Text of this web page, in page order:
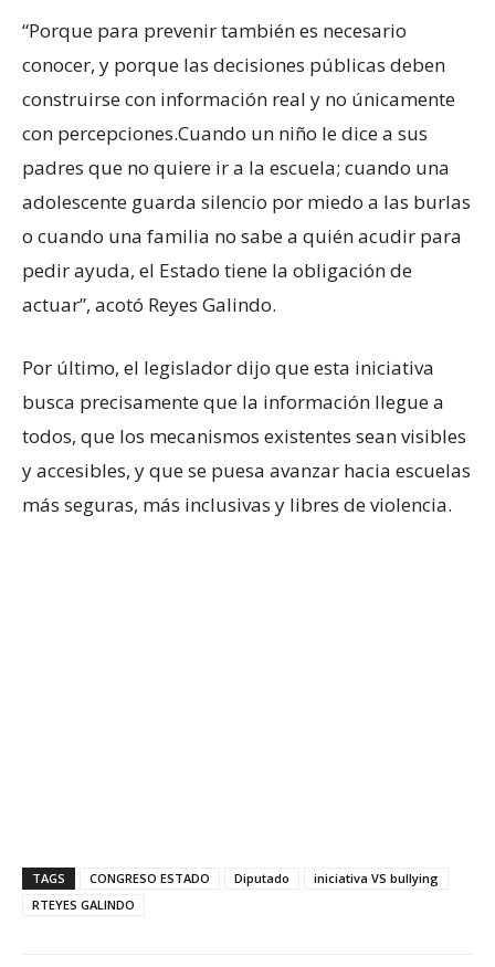
“Porque para prevenir también es necesario
conocer, y porque las decisiones públicas deben
construirse con información real y no únicamente
con percepciones.Cuando un niño le dice a sus
padres que no quiere ir a la escuela; cuando una
adolescente guarda silencio por miedo a las burlas
o cuando una familia no sabe a quién acudir para
pedir ayuda, el Estado tiene la obligación de
actuar”, acotó Reyes Galindo.
Por último, el legislador dijo que esta iniciativa
busca precisamente que la información llegue a
todos, que los mecanismos existentes sean visibles
y accesibles, y que se puesa avanzar hacia escuelas
más seguras, más inclusivas y libres de violencia.
TAGS CONGRESO ESTADO Diputado
iniciativa VS bullying
RTEYES GALINDO